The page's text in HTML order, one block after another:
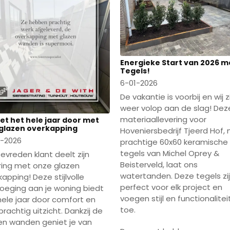
het hele jaar door met
overkapping
2026
klant deelt zijn
met onze glazen
Deze stijlvolle
aan je woning biedt
jaar door comfort en
uitzicht. Dankzij de
wanden geniet je van
Energieke Start van 2026
Tegels!
6-01-2026
De vakantie is voorbij en wij
weer volop aan de slag!
materiaallevering voor
Hoveniersbedrijf Tjeerd Hof,
prachtige 60x60 keramische
tegels van Michel Oprey &
Beisterveld, laat ons
watertanden. Deze tegels
perfect voor elk project en
voegen stijl en
toe.